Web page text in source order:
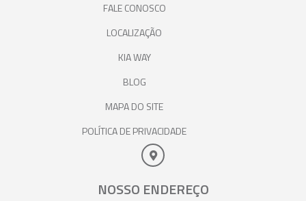
FALE CONOSCO
LOCALIZAÇÃO
KIA WAY
BLOG
MAPA DO SITE
POLÍTICA DE PRIVACIDADE
NOSSO ENDEREÇO